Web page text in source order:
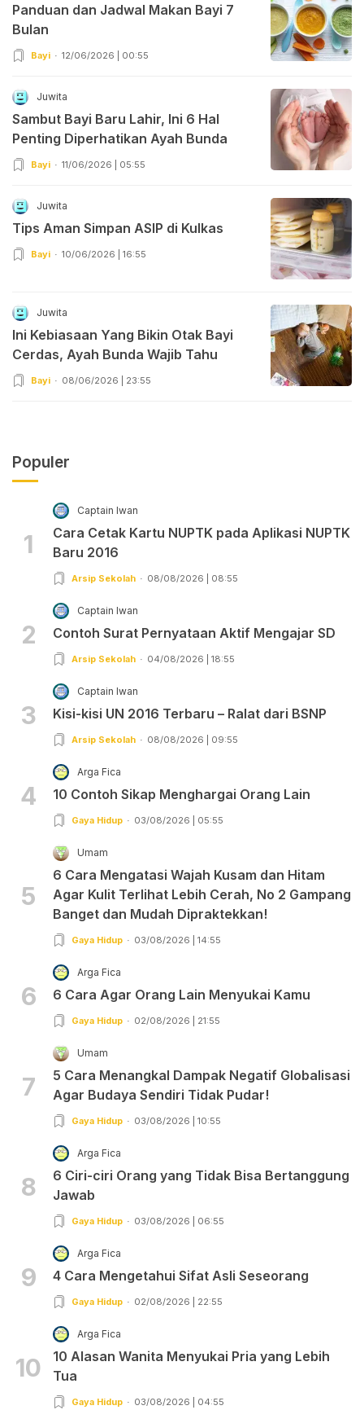
Panduan dan Jadwal Makan Bayi 7
Bulan
Bayi 12/06/2026 | 00:55
Juwita
Sambut Bayi Baru Lahir, Ini 6 Hal
Penting Diperhatikan Ayah Bunda
Bayi 11/06/2026 | 05:55
Juwita
Tips Aman Simpan ASIP di Kulkas
Bayi 10/06/2026 | 16:55
Juwita
Ini Kebiasaan Yang Bikin Otak Bayi
Cerdas, Ayah Bunda Wajib Tahu
Bayi 08/06/2026 | 23:55
Populer
1
Captain Iwan
Cara Cetak Kartu NUPTK pada Aplikasi NUPTK
Baru 2016
Arsip Sekolah 08/08/2026 | 08:55
2
Captain Iwan
Contoh Surat Pernyataan Aktif Mengajar SD
Arsip Sekolah 04/08/2026 | 18:55
3
Captain Iwan
Kisi-kisi UN 2016 Terbaru – Ralat dari BSNP
Arsip Sekolah 08/08/2026 | 09:55
4
Arga Fica
10 Contoh Sikap Menghargai Orang Lain
Gaya Hidup 03/08/2026 | 05:55
5
Umam
6 Cara Mengatasi Wajah Kusam dan Hitam
Agar Kulit Terlihat Lebih Cerah, No 2 Gampang
Banget dan Mudah Dipraktekkan!
Gaya Hidup 03/08/2026 | 14:55
6
Arga Fica
6 Cara Agar Orang Lain Menyukai Kamu
Gaya Hidup 02/08/2026 | 21:55
7
Umam
5 Cara Menangkal Dampak Negatif Globalisasi
Agar Budaya Sendiri Tidak Pudar!
Gaya Hidup 03/08/2026 | 10:55
8
Arga Fica
6 Ciri-ciri Orang yang Tidak Bisa Bertanggung
Jawab
Gaya Hidup 03/08/2026 | 06:55
9
Arga Fica
4 Cara Mengetahui Sifat Asli Seseorang
Gaya Hidup 02/08/2026 | 22:55
10
Arga Fica
10 Alasan Wanita Menyukai Pria yang Lebih
Tua
Gaya Hidup 03/08/2026 | 04:55